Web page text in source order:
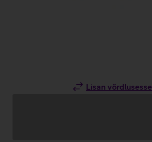
Lisan võrdlusesse